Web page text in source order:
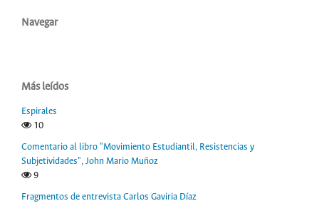
Navegar
Más leídos
Espirales
10
Comentario al libro "Movimiento Estudiantil, Resistencias y
Subjetividades", John Mario Muñoz
9
Fragmentos de entrevista Carlos Gaviria Díaz